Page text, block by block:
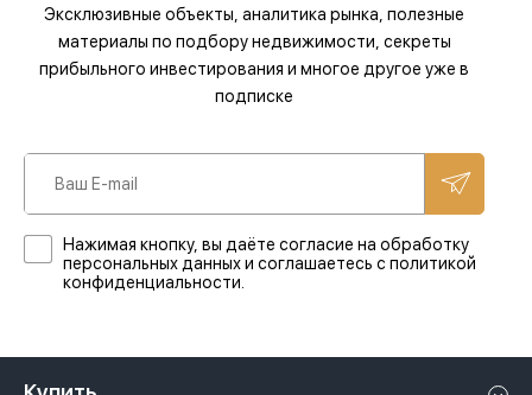
Эксклюзивные объекты, аналитика рынка, полезные
материалы по подбору недвижимости, секреты
прибыльного инвестирования и многое другое уже в
подписке
Нажимая кнопку, вы даёте согласие на обработку
персональных данных и соглашаетесь с политикой
конфиденциальности.